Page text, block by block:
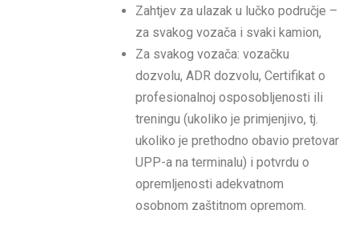
Zahtjev za ulazak u lučko područje –
za svakog vozača i svaki kamion,
Za svakog vozača: vozačku
dozvolu, ADR dozvolu, Certifikat o
profesionalnoj osposobljenosti ili
treningu (ukoliko je primjenjivo, tj.
ukoliko je prethodno obavio pretovar
UPP-a na terminalu) i potvrdu o
opremljenosti adekvatnom
osobnom zaštitnom opremom.